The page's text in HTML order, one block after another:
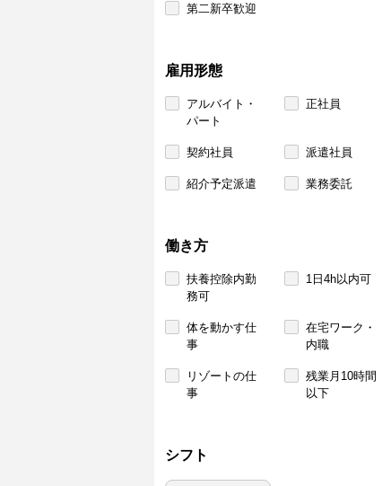
第二新卒歓迎
雇用形態
アルバイト・
パート
正社員
契約社員 派遣社員
紹介予定派遣 業務委託
働き方
扶養控除内勤
務可
1日4h以内可
体を動かす仕
事
在宅ワーク・
内職
リゾートの仕
事
残業月10時間
以下
シフト